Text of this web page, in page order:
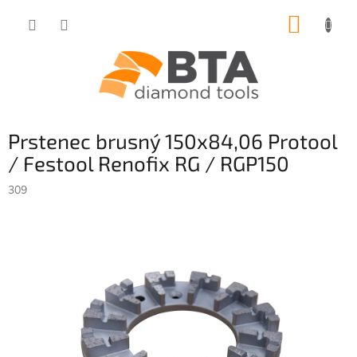
Prstenec brusný 150x84,06 Protool
/ Festool Renofix RG / RGP150
309